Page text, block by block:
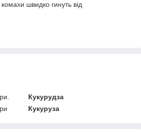
комахи швидко гинуть від
Кукурудза
Кукуруза